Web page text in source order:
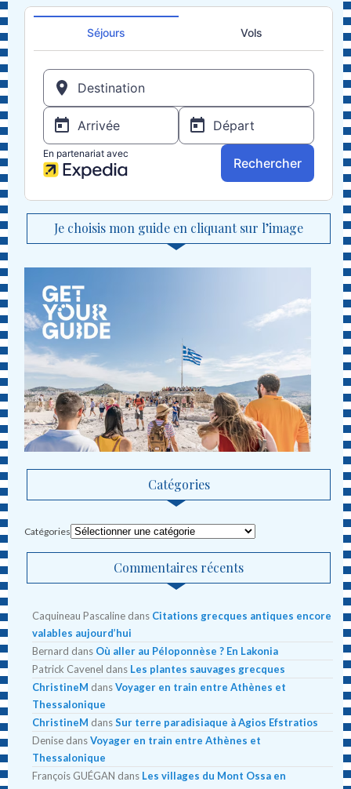
Je choisis mon guide en cliquant sur l’image
Catégories
Catégories
Commentaires récents
Caquineau Pascaline dans Citations grecques antiques encore
valables aujourd’hui
Bernard dans Où aller au Péloponnèse ? En Lakonia
Patrick Cavenel dans Les plantes sauvages grecques
ChristineM dansVoyager en train entre Athènes et
Thessalonique
ChristineM dansSur terre paradisiaque à Agios Efstratios
Denise dansVoyager en train entre Athènes et
Thessalonique
François GUÉGAN dans Les villages du Mont Ossa en